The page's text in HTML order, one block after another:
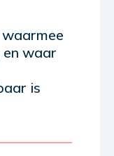
en waar
is